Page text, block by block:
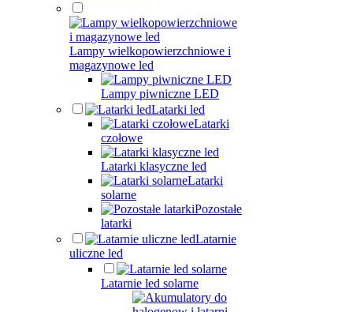
Lampy wielkopowierzchniowe i
magazynowe led
Lampy piwniczne LED
Latarki led
Latarki
czołowe
Latarki klasyczne led
Latarki
solarne
Pozostałe
latarki
Latarnie
uliczne led
Latarnie led solarne